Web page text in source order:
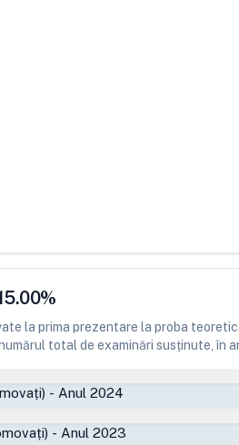
%
la prima prezentare la proba
total de examinări susținute, în
- Anul 2024
- Anul 2023